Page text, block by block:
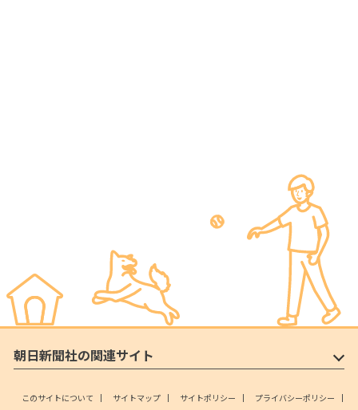
朝日新聞社の関連サイト
このサイトについて サイトマップ サイトポリシー プライバシーポリシー